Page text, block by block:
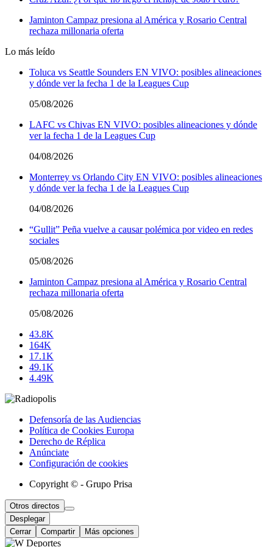
Jaminton Campaz presiona al América y Rosario Central
rechaza millonaria oferta
Lo más leído
Toluca vs Seattle Sounders EN VIVO: posibles alineaciones
y dónde ver la fecha 1 de la Leagues Cup
05/08/2026
LAFC vs Chivas EN VIVO: posibles alineaciones y dónde
ver la fecha 1 de la Leagues Cup
04/08/2026
Monterrey vs Orlando City EN VIVO: posibles alineaciones
y dónde ver la fecha 1 de la Leagues Cup
04/08/2026
“Gullit” Peña vuelve a causar polémica por video en redes
sociales
05/08/2026
Jaminton Campaz presiona al América y Rosario Central
rechaza millonaria oferta
05/08/2026
43.8K
164K
17.1K
49.1K
4.49K
Defensoría de las Audiencias
Política de Cookies Europa
Derecho de Réplica
Anúnciate
Configuración de cookies
Copyright © - Grupo Prisa
Otros directos
Desplegar
Cerrar
Compartir Más opciones